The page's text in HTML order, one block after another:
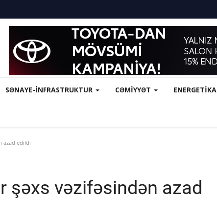
SƏNAYE-İNFRASTRUKTUR CƏMİYYƏT ENERGETİKA
azad edildi
şəxs vəzifəsindən azad